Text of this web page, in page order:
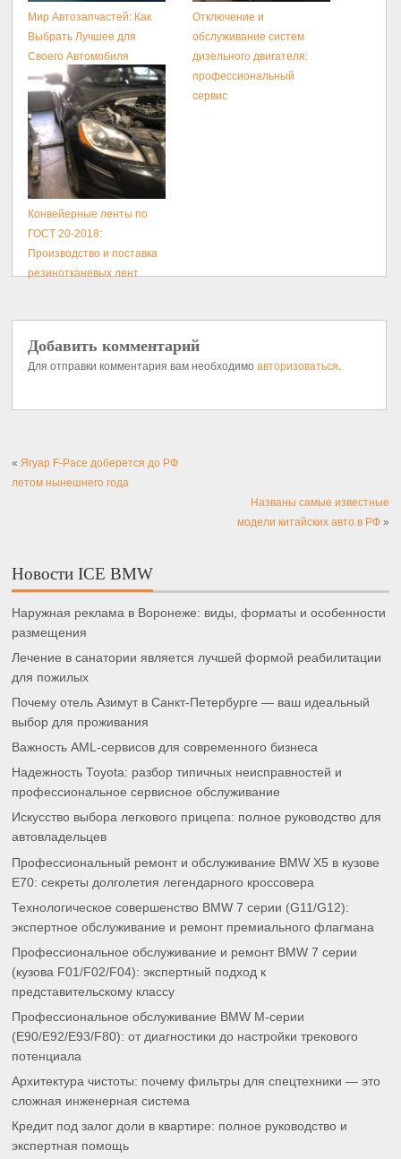
Мир Автозапчастей: Как
Выбрать Лучшее для
Своего Автомобиля
Отключение и
обслуживание систем
дизельного двигателя:
профессиональный
сервис
Конвейерные ленты по
ГОСТ 20-2018:
Производство и поставка
резинотканевых лент
Добавить комментарий
Для отправки комментария вам необходимоавторизоваться.
« Ягуар F-Pace доберется до РФ
летом нынешнего года
Названы самые известные
модели китайских авто в РФ»
Новости ICE BMW
Наружная реклама в Воронеже: виды, форматы и особенности
размещения
Лечение в санатории является лучшей формой реабилитации
для пожилых
Почему отель Азимут в Санкт-Петербурге — ваш идеальный
выбор для проживания
Важность AML-сервисов для современного бизнеса
Надежность Toyota: разбор типичных неисправностей и
профессиональное сервисное обслуживание
Искусство выбора легкового прицепа: полное руководство для
автовладельцев
Профессиональный ремонт и обслуживание BMW X5 в кузове
E70: секреты долголетия легендарного кроссовера
Технологическое совершенство BMW 7 серии (G11/G12):
экспертное обслуживание и ремонт премиального флагмана
Профессиональное обслуживание и ремонт BMW 7 серии
(кузова F01/F02/F04): экспертный подход к
представительскому классу
Профессиональное обслуживание BMW M-серии
(E90/E92/E93/F80): от диагностики до настройки трекового
потенциала
Архитектура чистоты: почему фильтры для спецтехники — это
сложная инженерная система
Кредит под залог доли в квартире: полное руководство и
экспертная помощь